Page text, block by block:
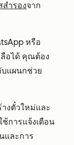
สำรองจาก
หรือ
ลือได้ คุณต้อง
แผนกช่วย
งตั๋วใหม่และ
การแจ้งเตือน
และการ